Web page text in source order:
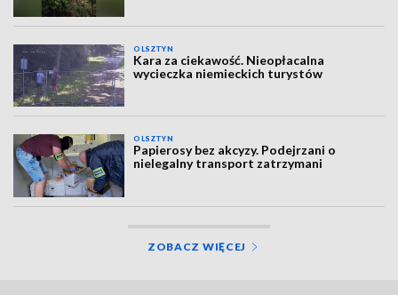
OLSZTYN
Kara za ciekawość. Nieopłacalna
wycieczka niemieckich turystów
OLSZTYN
Papierosy bez akcyzy. Podejrzani o
nielegalny transport zatrzymani
ZOBACZ WIĘCEJ